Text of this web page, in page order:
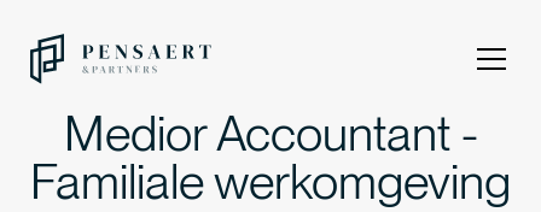
Medior Accountant -
Familiale werkomgeving